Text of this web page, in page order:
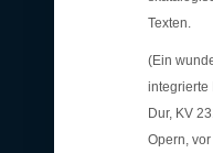
Texten.
(Ein
integrierte
Dur, KV
Opern,